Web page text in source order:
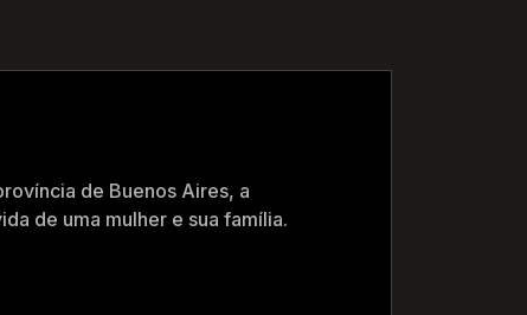
de Buenos Aires, a
de uma mulher e sua família.